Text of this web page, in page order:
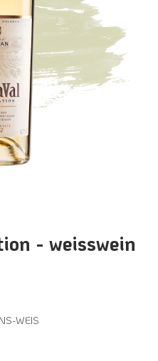
- weisswein
WEIS